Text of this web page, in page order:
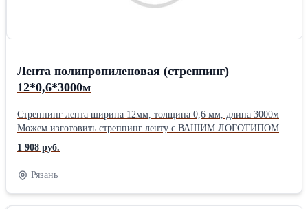
Лента полипропиленовая (стреппинг)
12*0,6*3000м
Стреппинг лента ширина 12мм, толщина 0,6 мм, длина 3000м
Можем изготовить стреппинг ленту с ВАШИМ ЛОГОТИПОМ!!!
Имеются в наличие к ленте оборудование и скобы. Бесплатная
доставка при заказе от 8000 руб. -г. Рязань 10000 руб.-
1 908 руб.
Рязань